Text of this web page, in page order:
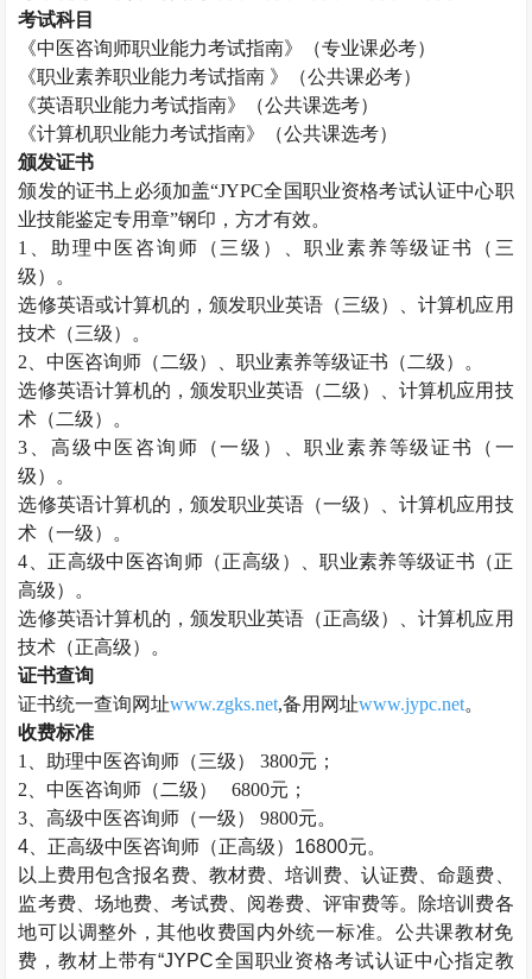
考试科目
《中医咨询师职业能力考试指南》（专业课必考）
《职业素养职业能力考试指南 》（公共课必考）
《英语职业能力考试指南》（公共课选考）
《计算机职业能力考试指南》（公共课选考）
颁发证书
颁发的证书上必须加盖“JYPC全国职业资格考试认证中心职
业技能鉴定专用章”钢印，方才有效。
1、助理中医咨询师（三级）、职业素养等级证书（三
级）。
选修英语或计算机的，颁发职业英语（三级）、计算机应用
技术（三级）。
2、中医咨询师（二级）、职业素养等级证书（二级）。
选修英语计算机的，颁发职业英语（二级）、计算机应用技
术（二级）。
3、高级中医咨询师（一级）、职业素养等级证书（一
级）。
选修英语计算机的，颁发职业英语（一级）、计算机应用技
术（一级）。
4、正高级中医咨询师（正高级）、职业素养等级证书（正
高级）。
选修英语计算机的，颁发职业英语（正高级）、计算机应用
技术（正高级）。
证书查询
证书统一查询网址www.zgks.net,备用网址www.jypc.net。
收费标准
1、助理中医咨询师 （三级）
3800元；
2、中医咨询师 （二级）
6800元；
3、高级中医咨询师 （一级）
9800元。
4、正高级中医咨询师 （正高级）16800元。
以上费用包含报名费、教材费、培训费、认证费、命题费、
监考费、场地费、考试费、阅卷费、评审费等。除培训费各
地可以调整外，其他收费国内外统一标准。公共课教材免
费，教材上带有“JYPC全国职业资格考试认证中心指定教